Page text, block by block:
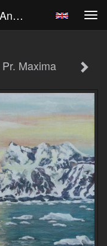
Rita Camphuijsen - Gezicht Op Antarctica - Pr. Maxima
Maxima